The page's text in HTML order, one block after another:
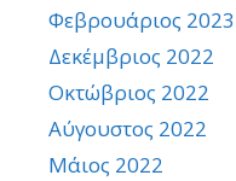
Φεβρουάριος 2023
Δεκέμβριος 2022
Οκτώβριος 2022
Αύγουστος 2022
Μάιος 2022